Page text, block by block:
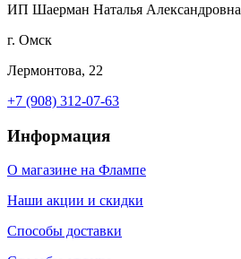
ИП Шаерман Наталья Александровна
г. Омск
Лермонтова, 22
+7 (908) 312-07-63
Информация
О магазине на Флампе
Наши акции и скидки
Способы доставки